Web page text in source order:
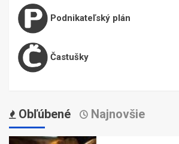
Podnikateľský plán
Častušky
Obľúbené Najnovšie